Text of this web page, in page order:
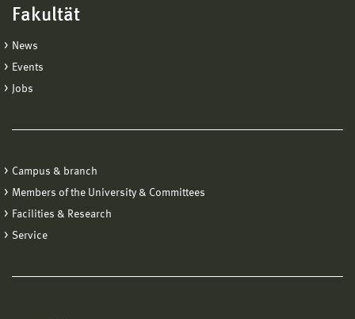
Fakultät
News
Events
Jobs
Campus & branch
Members of the University & Committees
Facilities & Research
Service